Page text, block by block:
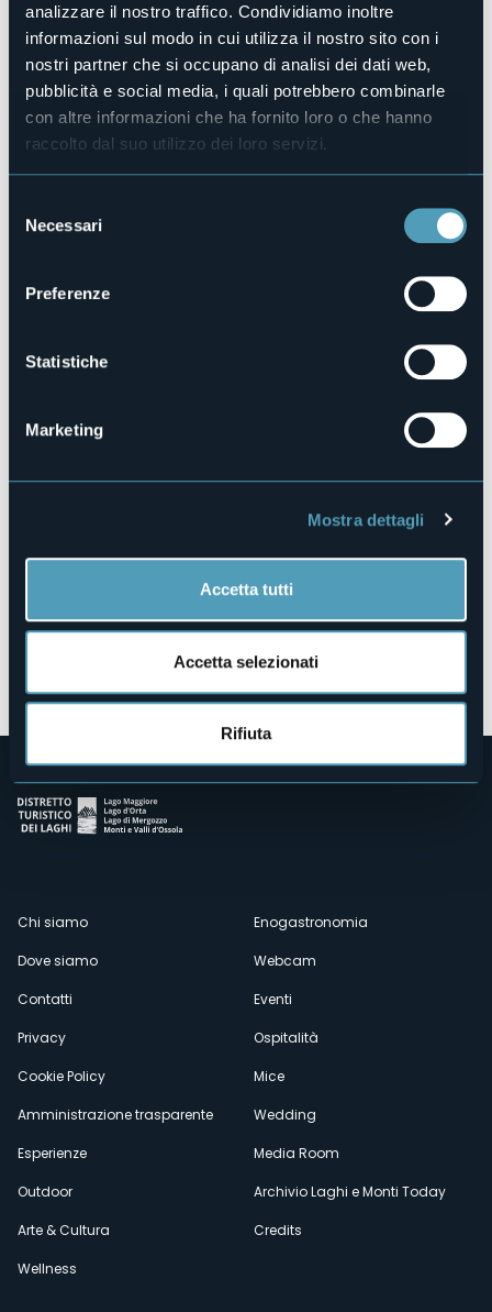
analizzare il nostro traffico. Condividiamo inoltre
informazioni sul modo in cui utilizza il nostro sito con i
nostri partner che si occupano di analisi dei dati web,
pubblicità e social media, i quali potrebbero combinarle
con altre informazioni che ha fornito loro o che hanno
raccolto dal suo utilizzo dei loro servizi.
delNecessari
Preferenze
Statistiche
Marketing
Mostra dettagli
Accetta tutti
Accetta selezionati
Rifiuta
INVERNO IN VAL FORMAZZA
Concerti, DJ set, mercatini, spettacoli pirotecnici e molto
altro ancora...
Organizzatore
Pro Loco Formazza
Luogo dell'evento
vedi locandina
+39 0324 63059 Ufficio IAT
Sito web
Menù
secondario
Chi siamo
Dove siamo
Contatti
Privacy
Cookie Policy
Amministrazione trasparente
Esperienze
Outdoor
Arte & Cultura
Wellness
Enogastronomia
Webcam
Eventi
Ospitalità
Mice
Wedding
Media Room
Archivio Laghi e Monti Today
Credits